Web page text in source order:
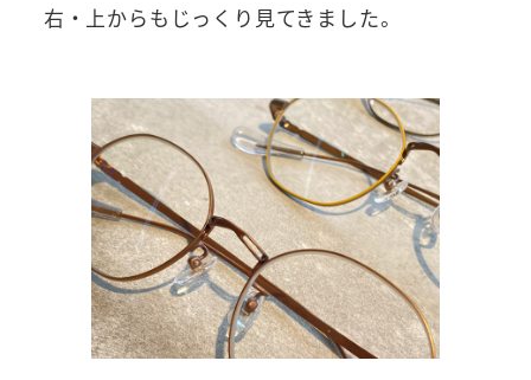
右・上からもじっくり見てきました。